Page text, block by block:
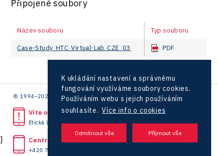
Připojené soubory
Název souboru Typ souboru
Case-Study_HTC_Virtual-Lab_CZE_03 PDF
© 1994–2026 CzechInvest | .
Víte o protiprávním jednání?
Etická linka
Centrála
+420 727 850 330
K ukládání nastavení a správnému
fungování využíváme soubory cookies.
Používáním webu s jejich používáním
souhlasíte. Více info o cookies
}